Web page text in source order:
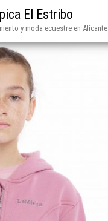
El Estribo
y moda ecuestre en Alicante